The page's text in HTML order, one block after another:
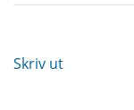
Skriv ut